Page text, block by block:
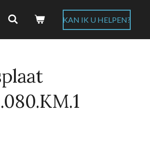
KAN IK U HELPEN?